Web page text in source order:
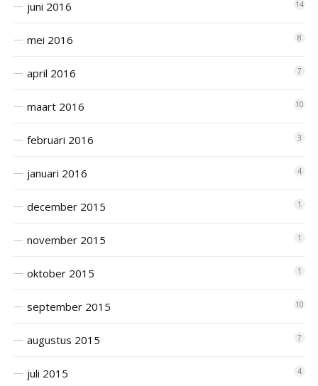
juni 2016 14
mei 2016 8
april 2016 7
maart 2016 10
februari 2016 3
januari 2016 4
december 2015 1
november 2015 1
oktober 2015 1
september 2015 10
augustus 2015 7
juli 2015 4